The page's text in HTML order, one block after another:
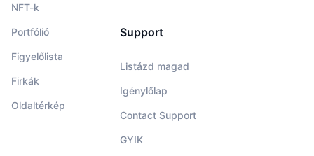
NFT-k
Portfólió
Figyelőlista
Firkák
Oldaltérkép
Support
Listázd magad
Igénylőlap
Contact Support
GYIK